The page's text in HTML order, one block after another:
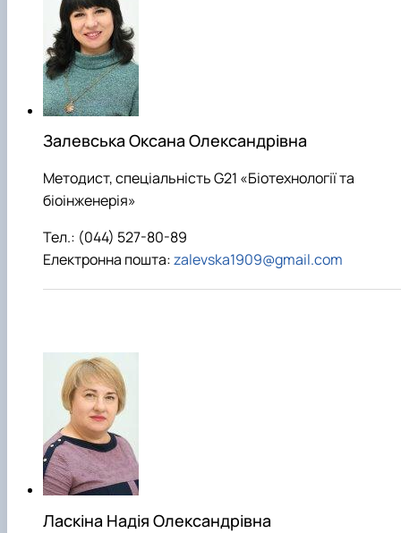
Залевська Оксана Олександрівна
Методист, спеціальність G21 «Біотехнології та
біоінженерія»
Тел.: (044) 527-80-89
Електронна пошта:zalevska1909@gmail.com
Ласкіна Надія Олександрівна